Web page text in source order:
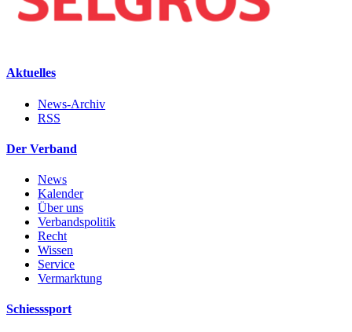
Aktuelles
News-Archiv
RSS
Der Verband
News
Kalender
Über uns
Verbandspolitik
Recht
Wissen
Service
Vermarktung
Schiesssport